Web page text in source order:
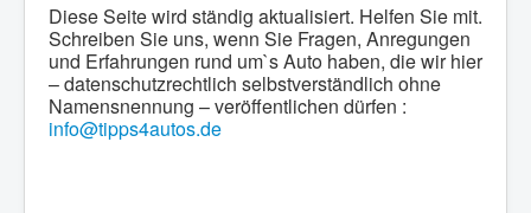
Diese Seite wird ständig aktualisiert. Helfen Sie mit.
Schreiben Sie uns, wenn Sie Fragen, Anregungen
und Erfahrungen rund um`s Auto haben, die wir hier
– datenschutzrechtlich selbstverständlich ohne
Namensnennung – veröffentlichen dürfen :
info@tipps4autos.de